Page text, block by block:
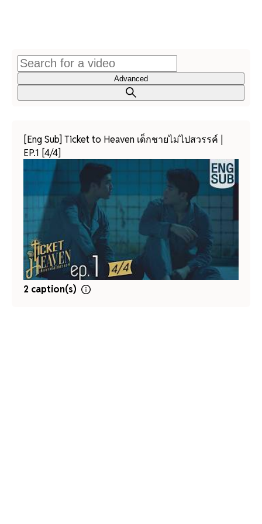
Advanced
[Eng Sub] Ticket to Heaven เด็กชายไม่ไปสวรรค์ |
EP.1 [4/4]
2 caption(s)